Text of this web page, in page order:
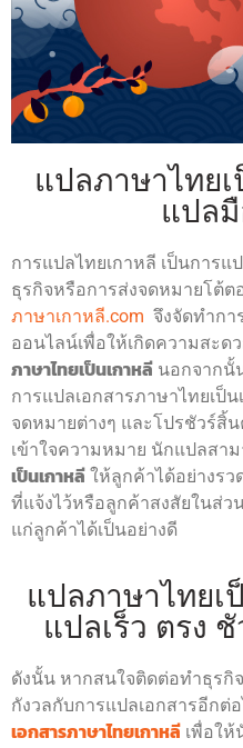
แปลภาษาไทย
แปล
การแปลไทยเกาหลี เป็นการ
ธุรกิจหรือการส่งจดหมายโต้ต
ภาษาเกาหลี.com จึงจัดทำกา
ออนไลน์เพื่อให้เกิดความสะด
ภาษาไทยเป็นเกาหลี นอกจากนั้
การแปลเอกสารภาษาไทยเป็
จดหมายต่างๆ และโปรชัวร์สิ้
เข้าใจความหมาย นักแปลสา
เป็นเกาหลี ให้ลูกค้าได้อย่างรว
ที่แจ้งไว้หรือลูกค้าสงสัยในส่
แก่ลูกค้าได้เป็นอย่างดี
แปลภาษาไทยเ
แปลเร็ว ตรง
ดังนั้น หากสนใจติดต่อทำธุรกิ
กังวลกับการแปลเอกสารอีกต่
เอกสารภาษาไทยเกาหลี เพื่อใ